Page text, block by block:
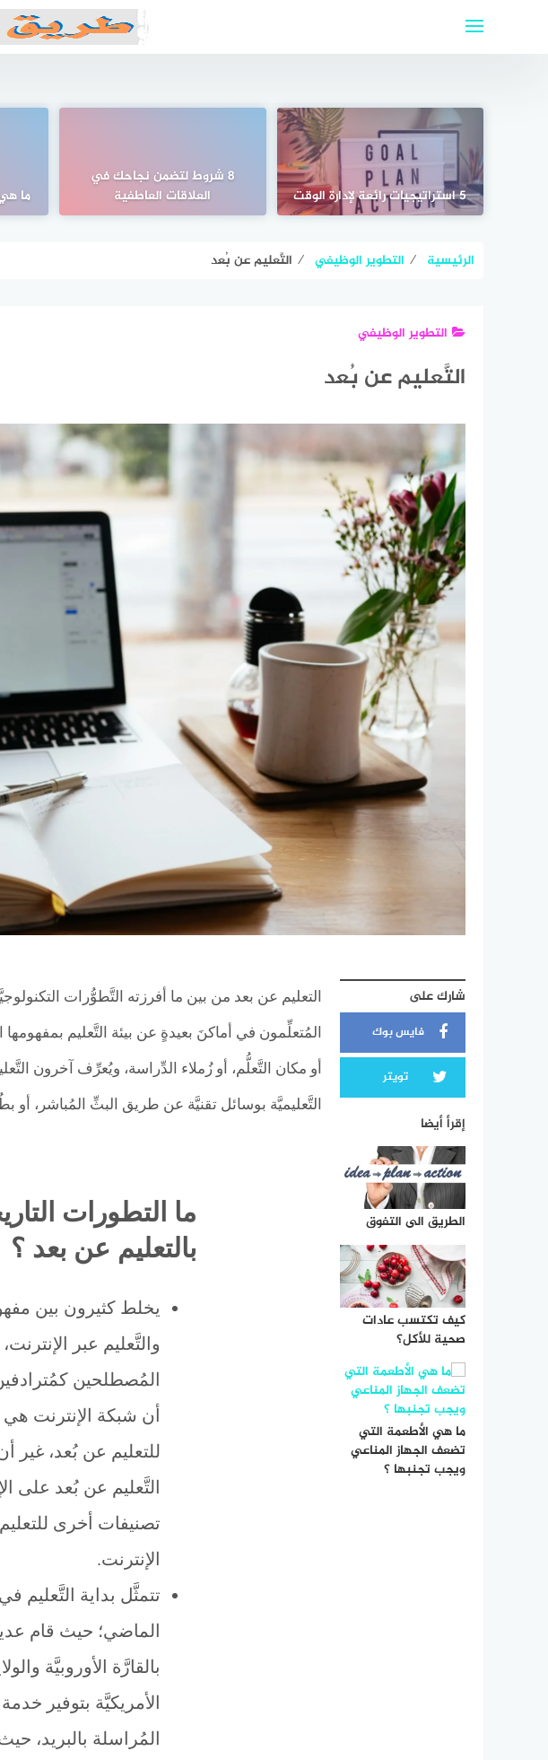
5 استراتيجيات رائعة لإدارة الوقت
8 شروط لتضمن نجاحك في
العلاقات العاطفية
ما
الرئيسية ⁄ التطوير الوظيفي ⁄ التَّعليم عن بُعد
التطوير الوظيفي
التَّعليم عن بُعد
التعليم عن بعد من بين ما أفرزته التَّطوُّرات
المُتعلِّمون في أماكنَ بعيدةٍ عن بيئة التَّعليم
أو مكان التَّعلُّم، أو زُملاء الدِّراسة، ويُعرِّف آخرون
التَّعليميَّة بوسائل تقنيَّة عن طريق البثِّ المُباشر، أو
ما التطورات
بالتعليم عن بعد ؟
يخلط كثيرون بين
والتَّعليم عبر
المُصطلحين
أن شبكة الإنترنت هي
للتعليم عن بُعد، غير
التَّعليم عن بُعد على
تصنيفات أخرى
الإنترنت.
تتمثَّل بداية التَّعليم
الماضي؛ حيث قام
بالقارَّة الأوروبيَّة
الأمريكيَّة بتوفير
المُراسلة بالبريد،
شارك على
فايس بوك
تويتر
إقرأ أيضا
الطريق الى التفوق
كيف تكتسب عادات
صحية للأكل؟
ما هي الأطعمة التي
تضعف الجهاز المناعي
ويجب تجنبها ؟